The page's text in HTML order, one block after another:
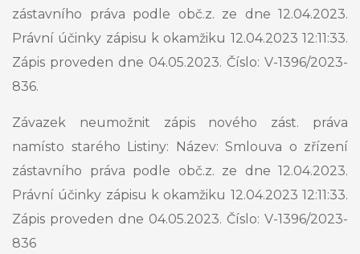
zástavního práva podle obč.z. ze dne 12.04.2023.
Právní účinky zápisu k okamžiku 12.04.2023 12:11:33.
Zápis proveden dne 04.05.2023. Číslo: V-1396/2023-
836.
Závazek neumožnit zápis nového zást. práva
namísto starého Listiny: Název: Smlouva o zřízení
zástavního práva podle obč.z. ze dne 12.04.2023.
Právní účinky zápisu k okamžiku 12.04.2023 12:11:33.
Zápis proveden dne 04.05.2023. Číslo: V-1396/2023-
836